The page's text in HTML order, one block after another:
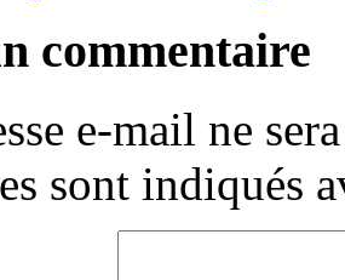
commentaire
e-mail ne
sont indiqués